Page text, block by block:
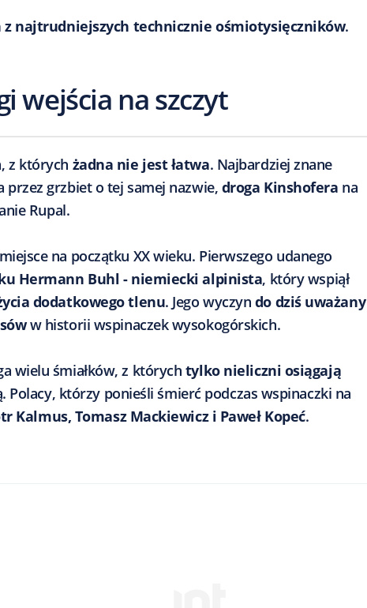
z najtrudniejszych technicznie ośmiotysięczników.
wejścia na szczyt
z których żadna nie jest łatwa. Najbardziej znane
przez grzbiet o tej samej nazwie, droga Kinshofera na
Rupal.
na początku XX wieku. Pierwszego udanego
Hermann Buhl - niemiecki alpinista, który wspiął
dodatkowego tlenu. Jego wyczyn do dziś uważany
w historii wspinaczek wysokogórskich.
wielu śmiałków, z których tylko nieliczni osiągają
Polacy, którzy ponieśli śmierć podczas wspinaczki na
Kalmus, Tomasz Mackiewicz i Paweł Kopeć.